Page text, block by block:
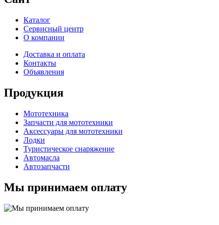
Каталог
Сервисный центр
О компании
Доставка и оплата
Контакты
Объявления
Продукция
Мототехника
Запчасти для мототехники
Аксессуары для мототехники
Лодки
Туристическое снаряжение
Автомасла
Автозапчасти
Мы принимаем оплату